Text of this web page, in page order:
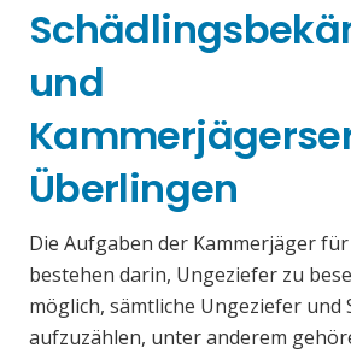
und
Überlingen
Die Aufgaben der Kammerjäger
bestehen darin, Ungeziefer zu
möglich, sämtliche Ungeziefer und
aufzuzählen, unter anderem